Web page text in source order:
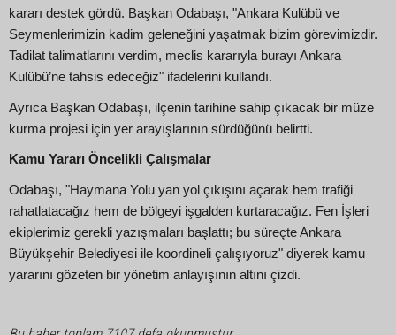
kararı destek gördü. Başkan Odabaşı, "Ankara Kulübü ve
Seymenlerimizin kadim geleneğini yaşatmak bizim görevimizdir.
Tadilat talimatlarını verdim, meclis kararıyla burayı Ankara
Kulübü’ne tahsis edeceğiz" ifadelerini kullandı.
Ayrıca Başkan Odabaşı, ilçenin tarihine sahip çıkacak bir müze
kurma projesi için yer arayışlarının sürdüğünü belirtti.
Kamu Yararı Öncelikli Çalışmalar
Odabaşı, "Haymana Yolu yan yol çıkışını açarak hem trafiği
rahatlatacağız hem de bölgeyi işgalden kurtaracağız. Fen İşleri
ekiplerimiz gerekli yazışmaları başlattı; bu süreçte Ankara
Büyükşehir Belediyesi ile koordineli çalışıyoruz" diyerek kamu
yararını gözeten bir yönetim anlayışının altını çizdi.